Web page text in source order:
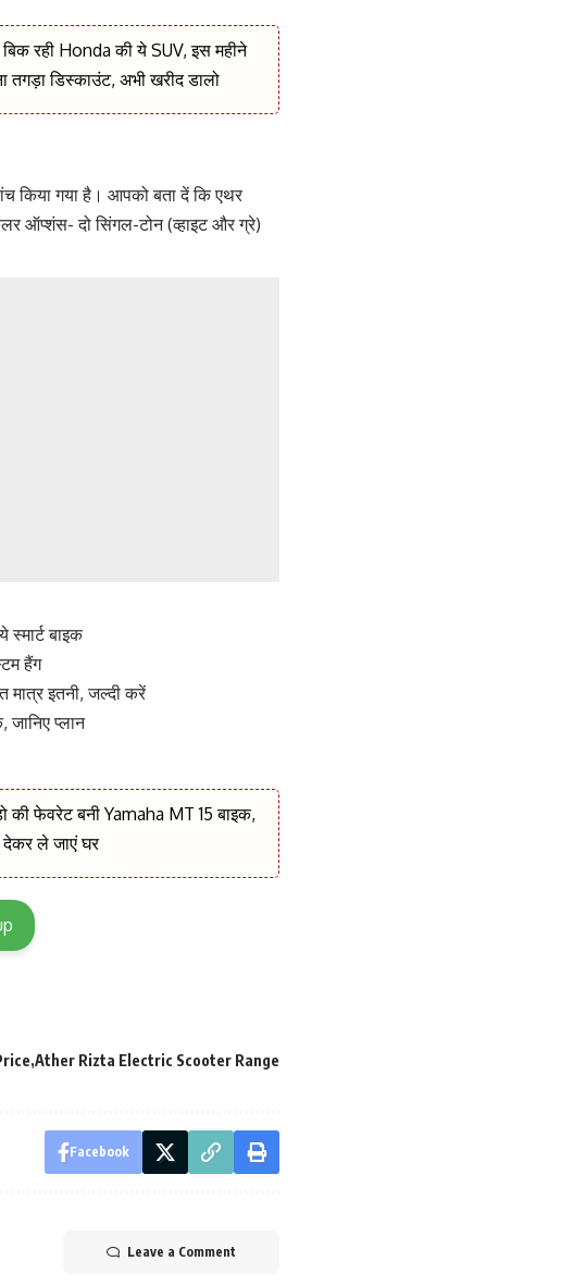
रही Honda की ये SUV, इस महीने
तगड़ा डिस्काउंट, अभी खरीद डालो
किया गया है। आपको बता दें कि एथर
ऑप्शंस- दो सिंगल-टोन (व्हाइट और ग्रे)
स्मार्ट बाइक
हैंग
मात्र इतनी, जल्दी करें
प्लान
की फेवरेट बनी Yamaha MT 15 बाइक,
देकर ले जाएं घर
Ather Rizta Electric Scooter Range
Facebook
Leave a Comment